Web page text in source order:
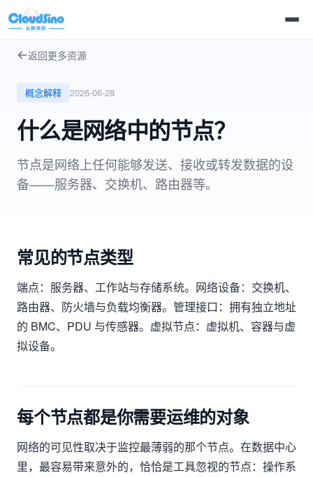
返回更多资源
概念解释 2026-06-28
什么是网络中的节点？
节点是网络上任何能够发送、接收或转发数据的设
备——服务器、交换机、路由器等。
常见的节点类型
端点：服务器、工作站与存储系统。网络设备：交换机、
路由器、防火墙与负载均衡器。管理接口：拥有独立地址
的 BMC、PDU 与传感器。虚拟节点：虚拟机、容器与虚
拟设备。
每个节点都是你需要运维的对象
网络的可见性取决于监控最薄弱的那个节点。在数据中心
里，最容易带来意外的，恰恰是工具忽视的节点：操作系